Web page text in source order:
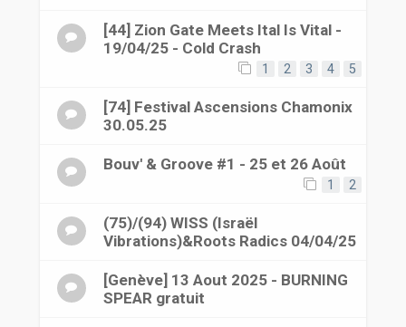
[44] Zion Gate Meets Ital Is Vital -
19/04/25 - Cold Crash
1 2 3 4 5
[74] Festival Ascensions Chamonix
30.05.25
Bouv' & Groove #1 - 25 et 26 Août
1 2
(75)/(94) WISS (Israël
Vibrations)&Roots Radics 04/04/25
[Genève] 13 Aout 2025 - BURNING
SPEAR gratuit